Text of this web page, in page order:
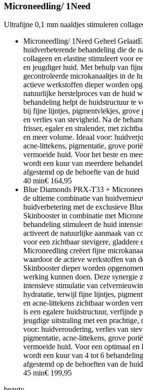
Microneedling/ 1Need
Ultrafijne 0,1 mm naaldjes stimuleren
Microneedling/ 1Need Geheel Gelaat
huidverbeterende behandeling die de
collageen en elastine stimuleert voor
en jeugdiger huid. Met behulp van
gecontroleerde microkanaaltjes in de
actieve werkstoffen dieper worden
natuurlijke herstelproces van de huid
behandeling helpt de huidstructuur te
bij fijne lijntjes, pigmentvlekjes, grove
en verlies van stevigheid. Na de
frisser, egaler en stralender, met
en meer volume. Ideaal voor:
acne-littekens, pigmentatie, grove
vermoeide huid. Voor het beste en
wordt een kuur van meerdere
afgestemd op de behoefte van de huid
40 min€ 164,95
Blue Diamonds PRX-T33 +
de ultieme combinatie van
huidverbetering met de exclusieve
Skinbooster in combinatie met
behandeling stimuleert de huid
activeert de natuurlijke aanmaak van
voor een zichtbaar stevigere, gladdere
Microneedling creëert fijne
waardoor de actieve werkstoffen van
Skinbooster dieper worden
werking kunnen doen. Deze synergie
intensieve stimulatie van
hydratatie, terwijl fijne lijntjes,
en acne-littekens zichtbaar worden
is een egalere huidstructuur, verfijnde
jeugdige uitstraling met een
voor: huidveroudering, verlies van
pigmentatie, acne-littekens, grove
vermoeide huid. Voor een optimaal en
wordt een kuur van 4 tot 6
afgestemd op de behoeften van de huid
45 min€ 199,95